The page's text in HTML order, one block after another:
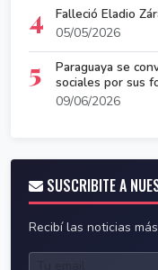
4
Falleció Eladio
05/05/2026
5
Paraguaya se
sociales por sus
09/06/2026
SUSCRIBITE A
Recibí las noticias